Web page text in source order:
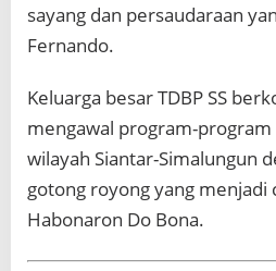
sayang dan persaudaraan
Fernando.
Keluarga besar TDBP SS
mengawal program-
wilayah Siantar-Simalungun
gotong royong yang menjadi
Habonaron Do Bona.